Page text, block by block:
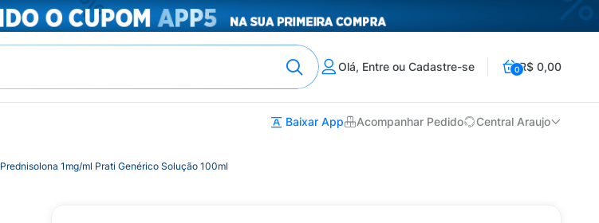
Olá, Entre ou Cadastre-se 0R$ 0,00
Baixar App Acompanhar Pedido Central Araujo
Prednisolona 1mg/ml Prati Genérico Solução 100ml